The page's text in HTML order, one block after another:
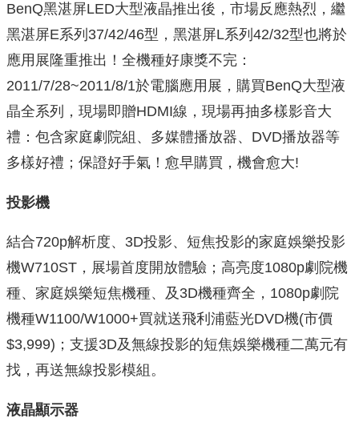
BenQ黑湛屏LED大型液晶推出後，市場反應熱烈，繼
黑湛屏E系列37/42/46型，黑湛屏L系列42/32型也將於
應用展隆重推出！全機種好康獎不完：
2011/7/28~2011/8/1於電腦應用展，購買BenQ大型液
晶全系列，現場即贈HDMI線，現場再抽多樣影音大
禮：包含家庭劇院組、多媒體播放器、DVD播放器等
多樣好禮；保證好手氣！愈早購買，機會愈大!
投影機
結合720p解析度、3D投影、短焦投影的家庭娛樂投影
機W710ST，展場首度開放體驗；高亮度1080p劇院機
種、家庭娛樂短焦機種、及3D機種齊全，1080p劇院
機種W1100/W1000+買就送飛利浦藍光DVD機(市價
$3,999)；支援3D及無線投影的短焦娛樂機種二萬元有
找，再送無線投影模組。
液晶顯示器